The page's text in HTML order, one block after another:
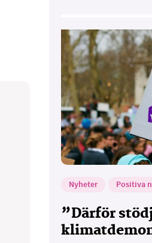
Nyheter Positiva
”Därför